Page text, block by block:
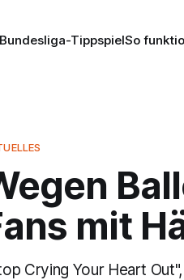
Bundesliga-TippspielSo
mit
Crying Your Heart